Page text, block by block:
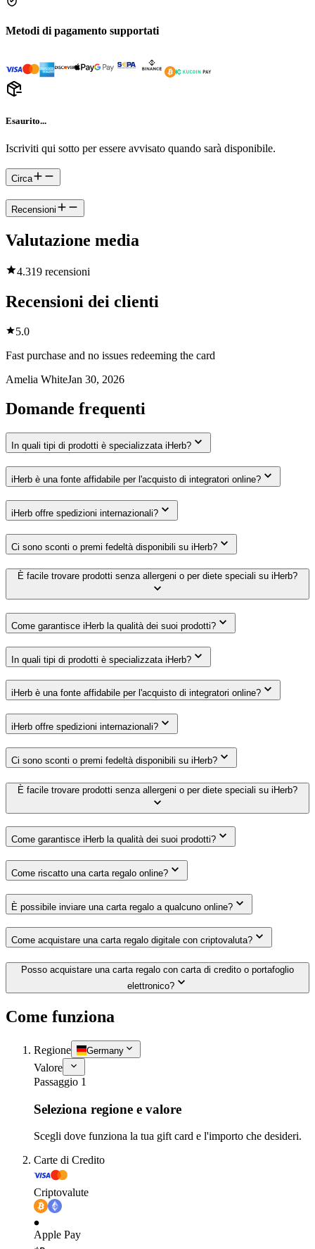
Metodi di pagamento supportati
Esaurito...
Iscriviti qui sotto per essere avvisato quando sarà disponibile.
Circa
Recensioni
Valutazione media
4.319 recensioni
Recensioni dei clienti
5.0
Fast purchase and no issues redeeming the card
Amelia WhiteJan 30, 2026
Domande frequenti
In quali tipi di prodotti è specializzata iHerb?
iHerb è una fonte affidabile per l'acquisto di integratori online?
iHerb offre spedizioni internazionali?
Ci sono sconti o premi fedeltà disponibili su iHerb?
È facile trovare prodotti senza allergeni o per diete speciali su iHerb?
Come garantisce iHerb la qualità dei suoi prodotti?
In quali tipi di prodotti è specializzata iHerb?
iHerb è una fonte affidabile per l'acquisto di integratori online?
iHerb offre spedizioni internazionali?
Ci sono sconti o premi fedeltà disponibili su iHerb?
È facile trovare prodotti senza allergeni o per diete speciali su iHerb?
Come garantisce iHerb la qualità dei suoi prodotti?
Come riscatto una carta regalo online?
È possibile inviare una carta regalo a qualcuno online?
Come acquistare una carta regalo digitale con criptovaluta?
Posso acquistare una carta regalo con carta di credito o portafoglio
elettronico?
Come funziona
Regione Germany
Valore
Passaggio 1
Seleziona regione e valore
Scegli dove funziona la tua gift card e l'importo che desideri.
Carte di Credito
Criptovalute
Apple Pay